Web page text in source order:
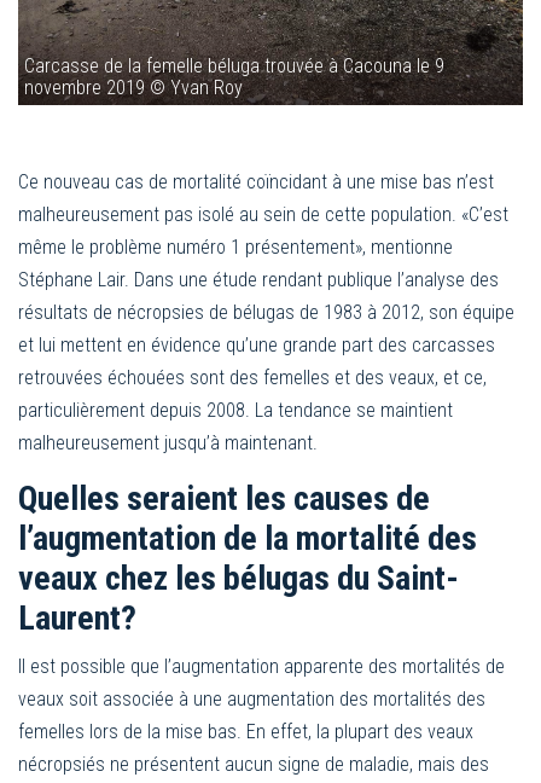
Carcasse de la femelle béluga trouvée à Cacouna le 9
novembre 2019 © Yvan Roy
Ce nouveau cas de mortalité coïncidant à une mise bas n’est
malheureusement pas isolé au sein de cette population. «C’est
même le problème numéro 1 présentement», mentionne
Stéphane Lair. Dans une étude rendant publique l’analyse des
résultats de nécropsies de bélugas de 1983 à 2012, son équipe
et lui mettent en évidence qu’une grande part des carcasses
retrouvées échouées sont des femelles et des veaux, et ce,
particulièrement depuis 2008. La tendance se maintient
malheureusement jusqu’à maintenant.
Quelles seraient les causes de
l’augmentation de la mortalité des
veaux chez les bélugas du Saint-
Laurent?
Il est possible que l’augmentation apparente des mortalités de
veaux soit associée à une augmentation des mortalités des
femelles lors de la mise bas. En effet, la plupart des veaux
nécropsiés ne présentent aucun signe de maladie, mais des